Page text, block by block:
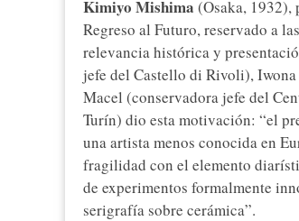
Kimiyo Mishima (Osaka, 1932),
Regreso al Futuro, reservado a
relevancia histórica y
jefe del Castello di Rivoli),
Macel (conservadora jefe del
Turín) dio esta motivación: “el
una artista menos conocida en
fragilidad con el elemento
de experimentos formalmente
serigrafía sobre cerámica”.